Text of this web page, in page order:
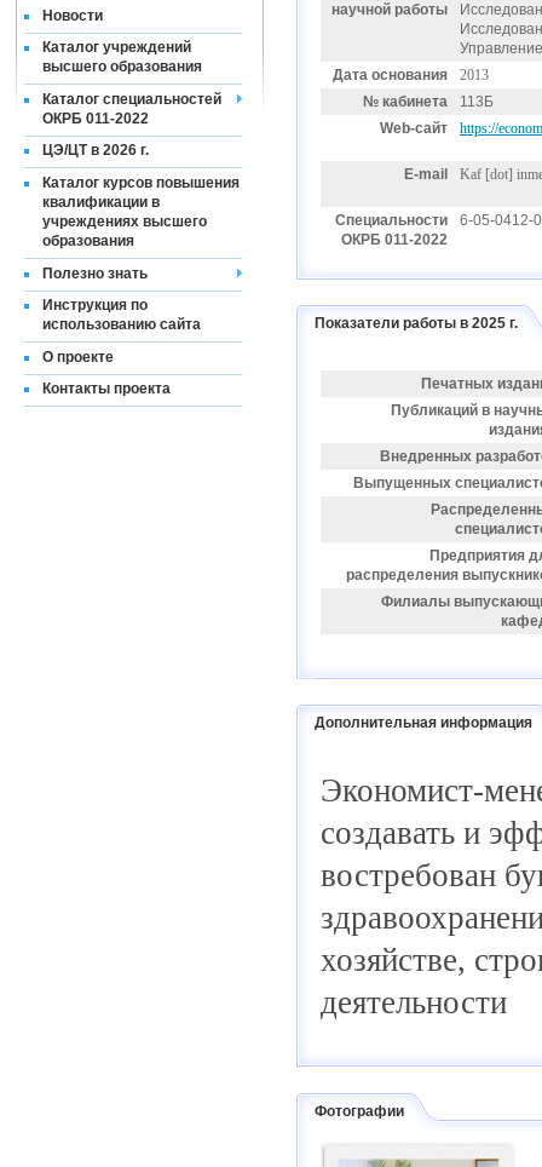
Новости
Каталог учреждений
высшего образования
Каталог специальностей
ОКРБ 011-2022
ЦЭ/ЦТ в 2026 г.
Каталог курсов повышения
квалификации в
учреждениях высшего
образования
Полезно знать
Инструкция по
использованию сайта
О проекте
Контакты проекта
научной работы
Дата основания
2013
№ кабинета
113Б
Web-сайт
https://
E-mail Kaf [dot]
Специальности
ОКРБ 011-2022
6-05-0412-
Показатели работы в 2025 г.
Печатных
Публикаций в
Внедренных
Выпущенных
Предприятия
распределения
Филиалы
Дополнительная информация
Экономист-
создавать и
востребован
хозяйстве,
деятельности
Фотографии